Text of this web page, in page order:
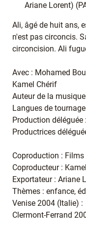
Ariane Lorent)
Ali, âgé de huit ans,
n'est pas circoncis.
circoncision. Ali
Avec : Mohamed
Kamel Chérif
Auteur de la
Langues de
Production
Productrices
Coproduction :
Coproducteur :
Exportateur : Ariane
Thèmes : enfance,
Venise 2004 (Italie)
Clermont-Ferrand